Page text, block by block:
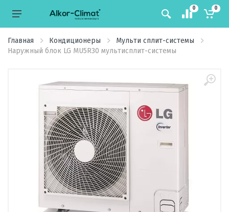
0 0
Главная Кондиционеры
Мульти сплит-системы
Наружный блок LG MU5R30 мультисплит-системы